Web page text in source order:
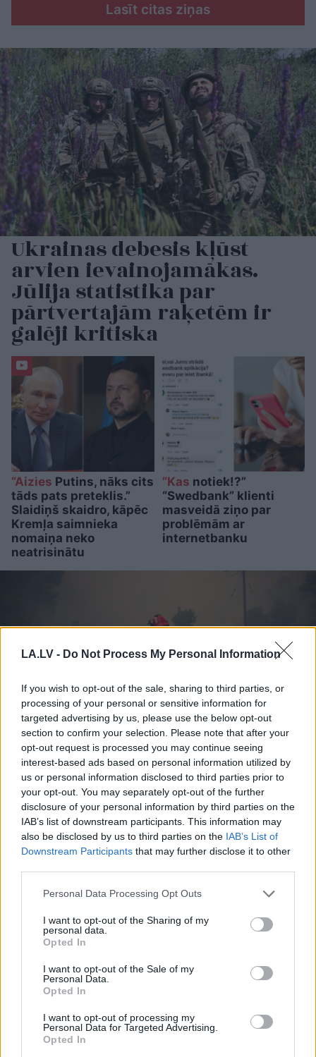
LA.LV - Do Not Process My Personal Information
If you wish to opt-out of the sale, sharing to third parties, or
processing of your personal or sensitive information for
targeted advertising by us, please use the below opt-out
section to confirm your selection. Please note that after your
opt-out request is processed you may continue seeing
interest-based ads based on personal information utilized by
us or personal information disclosed to third parties prior to
your opt-out. You may separately opt-out of the further
disclosure of your personal information by third parties on the
IAB’s list of downstream participants. This information may
also be disclosed by us to third parties on the IAB’s List of
Downstream Participants that may further disclose it to other
Please note that this website/app uses one or more Google
not limited to your visit or usage behaviour. You may click to
grant or deny consent to Google and its third-party tags to
use your data for below specified purposes in below Google
consent section.
Personal Data Processing Opt Outs
I want to opt-out of the Sharing of my
personal data.
Opted In
I want to opt-out of the Sale of my
Personal Data.
Opted In
I want to opt-out of processing my
Personal Data for Targeted Advertising.
Opted In
Lasīt citas ziņas
Ukrainas debesis kļūst
arvien ievainojamākas.
Jūlija statistika par
pārtvertajām raķetēm ir
galēji kritiska
“Aizies Putins, nāks cits
tāds pats preteklis.”
Slaidiņš skaidro, kāpēc
Kremļa saimnieka
nomaiņa neko
neatrisinātu
“Kas notiek!?”
“Swedbank” klienti
masveidā ziņo par
problēmām ar
internetbanku
Liesmas, 42 grādi, ūdens
trūkums, patvertnes alās:
Eiropa piedzīvo vasaru, kas
biedē visus
TESTS. Kuras valsts
attēlā? Tikai retais šajā
testā iegūst vismaz
neparastu veidu, kā
salasīt meža avenes